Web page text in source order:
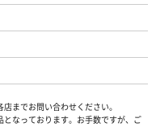
までお問い合わせください。
なっております。お手数ですが、ご